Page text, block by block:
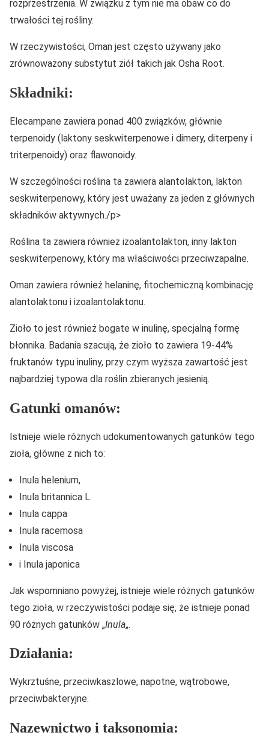
rozprzestrzenia. W związku z tym nie ma obaw co do
trwałości tej rośliny.
W rzeczywistości, Oman jest często używany jako
zrównoważony substytut ziół takich jak Osha Root.
Składniki:
Elecampane zawiera ponad 400 związków, głównie
terpenoidy (laktony seskwiterpenowe i dimery, diterpeny i
triterpenoidy) oraz flawonoidy.
W szczególności roślina ta zawiera alantolakton, lakton
seskwiterpenowy, który jest uważany za jeden z głównych
składników aktywnych./p>
Roślina ta zawiera również izoalantolakton, inny lakton
seskwiterpenowy, który ma właściwości przeciwzapalne.
Oman zawiera również helaninę, fitochemiczną kombinację
alantolaktonu i izoalantolaktonu.
Zioło to jest również bogate w inulinę, specjalną formę
błonnika. Badania szacują, że zioło to zawiera 19-44%
fruktanów typu inuliny, przy czym wyższa zawartość jest
najbardziej typowa dla roślin zbieranych jesienią.
Gatunki omanów:
Istnieje wiele różnych udokumentowanych gatunków tego
zioła, główne z nich to:
Inula helenium,
Inula britannica L.
Inula cappa
Inula racemosa
Inula viscosa
i Inula japonica
Jak wspomniano powyżej, istnieje wiele różnych gatunków
tego zioła, w rzeczywistości podaje się, że istnieje ponad
90 różnych gatunków „Inula„.
Działania:
Wykrztuśne, przeciwkaszlowe, napotne, wątrobowe,
przeciwbakteryjne.
Nazewnictwo i taksonomia: